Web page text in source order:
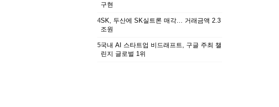
구현
4SK, 두산에 SK실트론 매각… 거래금액 2.3
조원
5국내 AI 스타트업 비드래프트, 구글 주최 챌
린지 글로벌 1위